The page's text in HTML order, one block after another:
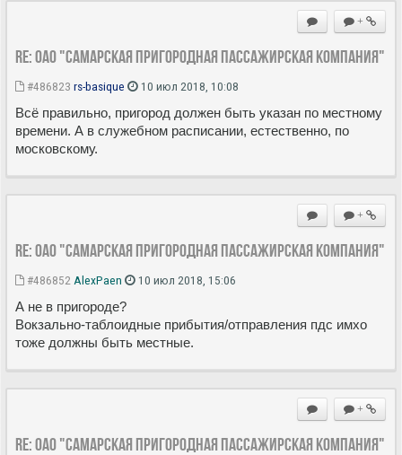
+
Re: ОАО "Самарская пригородная пассажирская компания"
#486823 rs-basique 10 июл 2018, 10:08
Всё правильно, пригород должен быть указан по местному
времени. А в служебном расписании, естественно, по
московскому.
+
Re: ОАО "Самарская пригородная пассажирская компания"
#486852 AlexPaen 10 июл 2018, 15:06
А не в пригороде?
Вокзально-таблоидные прибытия/отправления пдс имхо
тоже должны быть местные.
+
Re: ОАО "Самарская пригородная пассажирская компания"